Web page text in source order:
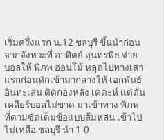
เริ่มครึ่งแรก น.12 ชลบุรี ขึ้นนำก่อน
จากจังหวะที่ อาทิตย์ สุนทรพิธ จ่าย
บอลให้ พิภพ อ่อนโม้ หลุดไปทางเสา
แรกก่อนหักเข้ามากลางให้ เอกพันธ์
อินทะเสน ติดกองหลัง เคดะห์ แต่ดัน
เคลียร์บอลไม่ขาด มาเข้าทาง พิภพ
ที่ตามซัดเต็มข้อแบบส้มหล่น เข้าไป
ไม่เหลือ ชลบุรี นำ 1-0